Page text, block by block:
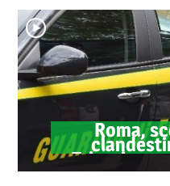
Roma,
Trigoria: